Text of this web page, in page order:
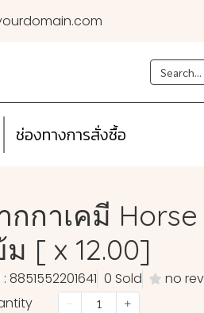
ช่องทางการสั่งซื้อ
กกาเคมี
ม [ x 12.00]
: 8851552201641 0 Sold no